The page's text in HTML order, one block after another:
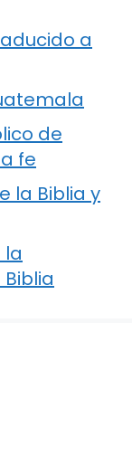
a
de
fe
la Biblia y
la